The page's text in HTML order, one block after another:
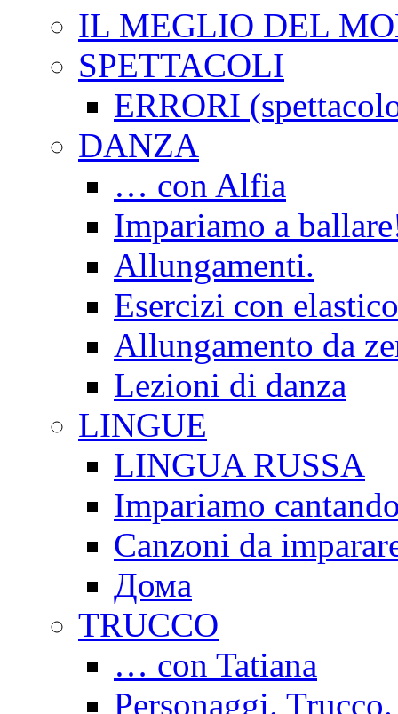
IL MEGLIO DEL
SPETTACOLI
ERRORI
DANZA
… con Alfia
Impariamo a
Allungamenti.
Esercizi con
Allungamento da
Lezioni di danza
LINGUE
LINGUA RUSSA
Impariamo
Canzoni da
Дома
TRUCCO
… con Tatiana
Personaggi. Trucco.